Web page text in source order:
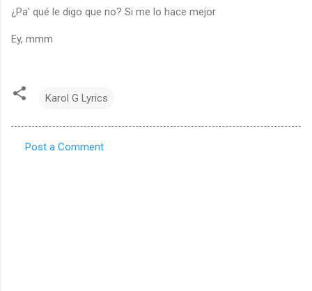
¿Pa' qué le digo que no? Si me lo hace mejor
Ey, mmm
Karol G Lyrics
Post a Comment